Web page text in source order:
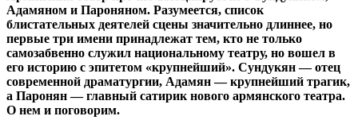
Адамяном и Пароняном. Разумеется, список
блистательных деятелей сцены значительно длиннее, но
первые три имени принадлежат тем, кто не только
самозабвенно служил национальному театру, но вошел в
его историю с эпитетом «крупнейший». Сундукян — отец
современной драматургии, Адамян — крупнейший трагик,
а Паронян — главный сатирик нового армянского театра.
О нем и поговорим.